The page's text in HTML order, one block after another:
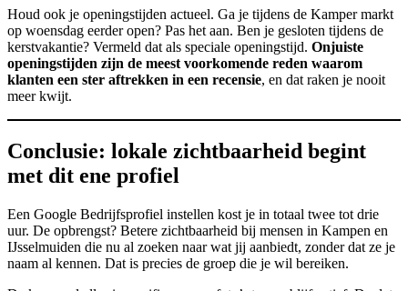
Houd ook je openingstijden actueel. Ga je tijdens de Kamper markt
op woensdag eerder open? Pas het aan. Ben je gesloten tijdens de
kerstvakantie? Vermeld dat als speciale openingstijd. Onjuiste
openingstijden zijn de meest voorkomende reden waarom
klanten een ster aftrekken in een recensie, en dat raken je nooit
meer kwijt.
Conclusie: lokale zichtbaarheid begint
met dit ene profiel
Een Google Bedrijfsprofiel instellen kost je in totaal twee tot drie
uur. De opbrengst? Betere zichtbaarheid bij mensen in Kampen en
IJsselmuiden die nu al zoeken naar wat jij aanbiedt, zonder dat ze je
naam al kennen. Dat is precies de groep die je wil bereiken.